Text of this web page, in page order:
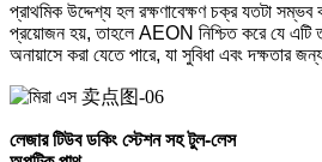
প্রাথমিক উদ্দেশ্য হল রক্ষণাবেক্ষণ চক্র যতটা সম্ভব
প্রয়োজন হয়, তাহলে AEON নিশ্চিত করে যে এটি
অনায়াসে করা যেতে পারে, যা সুবিধা এবং দক্ষতার
লেজার টিউব ডকিং স্টেশন সহ টুল-লেস